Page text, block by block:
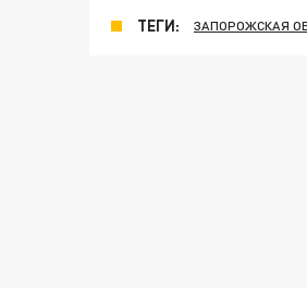
ТЕГИ: ЗАПОРОЖСКАЯ